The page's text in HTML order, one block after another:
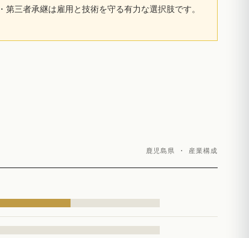
三者承継は雇用と技術を守る有力な選択肢です。
鹿児島県 · 産業構成